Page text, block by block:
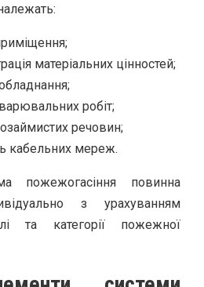
матеріальних цінностей;
робіт;
речовин;
кабельних мереж.
пожежогасіння повинна
з урахуванням
та категорії пожежної